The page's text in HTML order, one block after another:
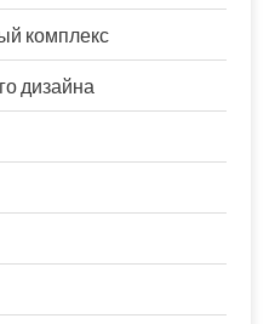
комплекс
дизайна